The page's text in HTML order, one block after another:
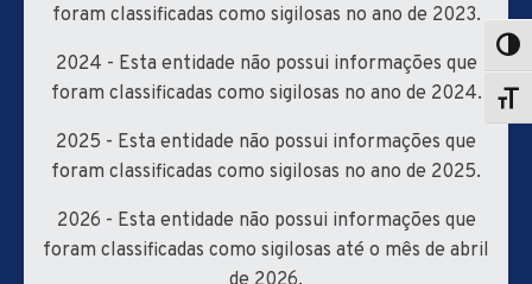
foram classificadas como sigilosas no ano de 2023.
2024 - Esta entidade não possui informações que
foram classificadas como sigilosas no ano de 2024.
2025 - Esta entidade não possui informações que
foram classificadas como sigilosas no ano de 2025.
2026 - Esta entidade não possui informações que
foram classificadas como sigilosas até o mês de abril